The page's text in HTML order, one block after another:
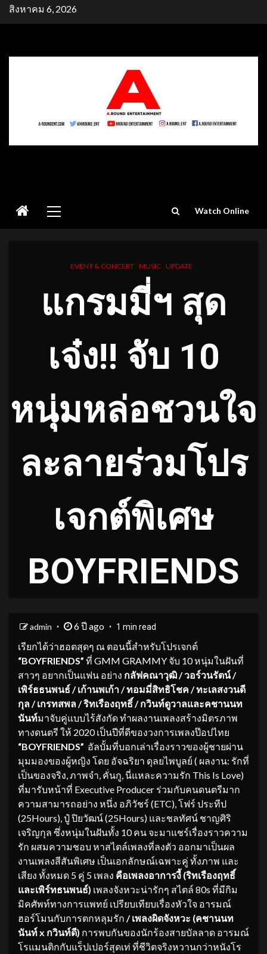
Skipสิงหาคม 6, 2026
Menu
Watch Online
EVENT & CONCERT MUSIC UPDATE
แกรมมี่ฯ สุด
เจ๋ง!! จับ 10
หนุ่มหล่อชวนใจ
ละลายร่วมโปร
เจกต์พิเศษ
BOYFRIENDS
admin 6 ปี ago 1 min read
เรียกได้ว่าฮอตสุดๆ ณ ตอนนี้สำหรับโปรเจกต์
“BOYFRIENDS” ที่ GMM GRAMMY จับ 10 หนุ่มในฝันที่
สาวๆ อยากเป็นแฟน อย่าง กลัฟคณาวุฒิ / วอร์วนรัตน์ /
เพิร์ธธนพนธ์ / เก้านพเก้า / ทอมมี่สิทธิโชค / ทะเลสงวนดี
กุล / เกรทสพล / ริทเรืองฤทธิ์ / กวินท์ดูวาลและคชานนท
นันท์มาจับคู่แบบไร้สังกัด ทำผลงานเพลงสร้างมิตรภาพ
ทางดนตรี ให้ 2020 เป็นปีที่ดีของวงการเพลงป๊อปไทย
“BOYFRIENDS” อัลบั้มที่บอกเล่าเรื่องราวของผู้ชายผ่าน
มุมมองของผู้หญิง โดย อัจฉริยา ดุลยไพบูลย์ ( ผลงาน: รักที่
เป็นของจริง, ภาพจำ, คั่นกู, นี่แหละความรัก This Is Love)
ที่มารับหน้าที่ Executive Producer ร่วมกับคนดนตรีมาก
ความสามารถอย่าง หนึ่ง อภิวัชร์ (ETC), โฟร์ ประทีป
(25Hours), ปู๋ ปิยวัฒน์ (25Hours) และชลทัศน์ ชาญศิริ
เจริญกุล ซึ่งหนุ่มในฝันทั้ง 10 คน จะมาแชร์เรื่องราวความ
รัก ผสมความชอบ หาสไตล์เพลงที่ลงตัว ออกมาเป็นผล
งานเพลงสีสันพิเศษ เป็นเอกลักษณ์เฉพาะคู่ ทั้งภาพ และ
เสียง ทั้งหมด 5 คู่ 5 เพลง คือเพลงอาการงี้ (ริทเรืองฤทธิ์
และเพิร์ทธนพนธ์) เพลงจังหวะน่ารักๆ สไตล์ 80s ที่มีกิม
มิคศัพท์ทางการแพทย์ เปรียบเทียบเรื่องหัวใจ อารมณ์
ฮอร์โมนกับการตกหลุมรัก / เพลงผิดจังหวะ (คชานนท
นันท์ x กวินท์ดี) การพบกันของนักร้องสายบัลลาด อารมณ์
โรแมนติกกับแร็ปเปอร์สุดเท่ ที่ชีวิตจริงหวานกว่าหนังโร